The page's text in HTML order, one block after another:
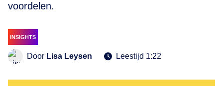
voordelen.
INSIGHTS
Door Lisa Leysen Leestijd 1:22